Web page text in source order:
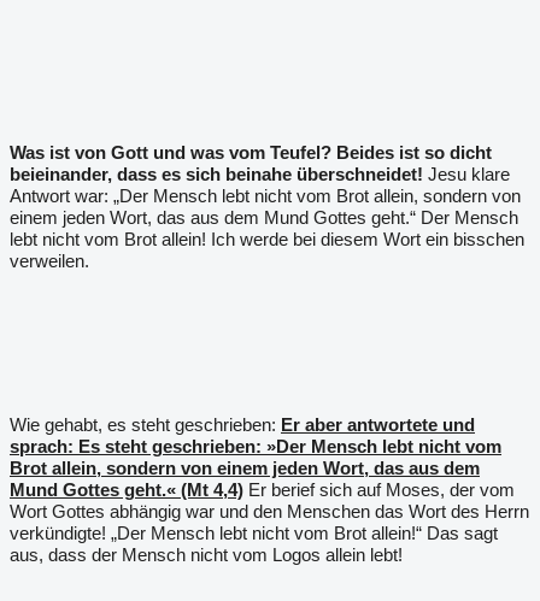
Was ist von Gott und was vom Teufel? Beides ist so dicht
beieinander, dass es sich beinahe überschneidet! Jesu klare
Antwort war: „Der Mensch lebt nicht vom Brot allein, sondern von
einem jeden Wort, das aus dem Mund Gottes geht.“ Der Mensch
lebt nicht vom Brot allein! Ich werde bei diesem Wort ein bisschen
verweilen.
Wie gehabt, es steht geschrieben: Er aber antwortete und
sprach: Es steht geschrieben: »Der Mensch lebt nicht vom
Brot allein, sondern von einem jeden Wort, das aus dem
Mund Gottes geht.« (Mt 4,4) Er berief sich auf Moses, der vom
Wort Gottes abhängig war und den Menschen das Wort des Herrn
verkündigte! „Der Mensch lebt nicht vom Brot allein!“ Das sagt
aus, dass der Mensch nicht vom Logos allein lebt!